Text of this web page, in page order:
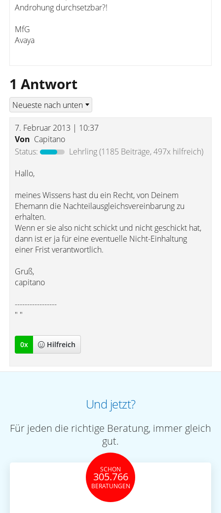
Androhung durchsetzbar?!
MfG
Avaya
1 Antwort
7. Februar 2013 | 10:37
Von Capitano
Status:
Lehrling(1185 Beiträge, 497x hilfreich)
Hallo,
meines Wissens hast du ein Recht, von Deinem
Ehemann die Nachteilausgleichsvereinbarung zu
erhalten.
Wenn er sie also nicht schickt und nicht geschickt hat,
dann ist er ja für eine eventuelle Nicht-Einhaltung
einer Frist verantwortlich.
Gruß,
capitano
-----------------
" "
0x Hilfreich
Und jetzt?
Für jeden die richtige Beratung, immer gleich
gut.
SCHON
305.766
BERATUNGEN